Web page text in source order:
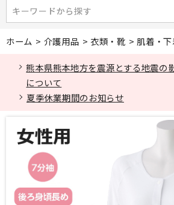
キーワードから探す
キーワードから探す
ホーム > 介護用品 > 衣類・靴 > 肌着・
熊本県熊本地方を震源とする地震の
について
夏季休業期間のお知らせ